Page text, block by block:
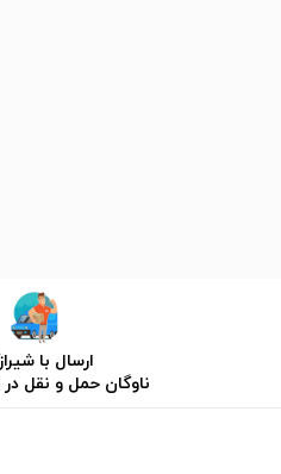
ارسال با
ناوگان حمل و نقل